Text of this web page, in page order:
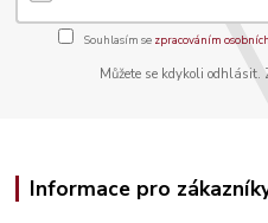
Souhlasím se zpracováním
Můžete se kdykoli
Informace pro